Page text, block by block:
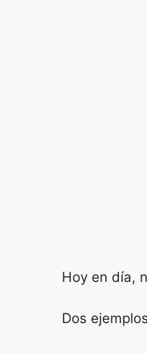
Hoy en día,
Dos